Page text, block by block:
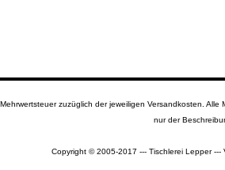
zuzüglich der jeweiligen Versandkosten.
nur der
Copyright © 2005-2017 --- Tischlerei Lepper